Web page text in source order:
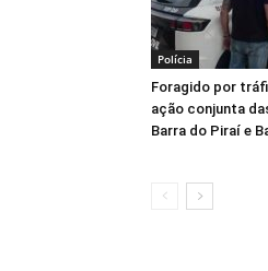
Polícia
Foragido por
ação conjunta
Barra do Piraí e